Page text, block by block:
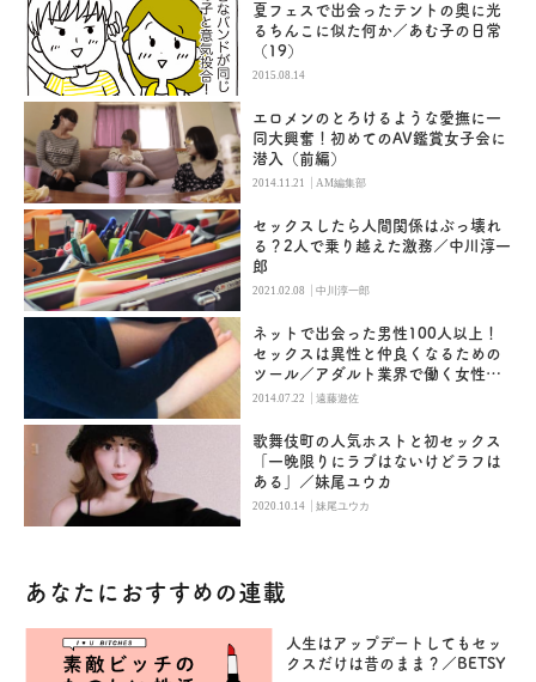
夏フェスで出会ったテントの奥に光
るちんこに似た何か／あむ子の日常
（19）
2015.08.14
エロメンのとろけるような愛撫に一
同大興奮！初めてのAV鑑賞女子会に
潜入（前編）
2014.11.21 |AM編集部
セックスしたら人間関係はぶっ壊れ
る？2人で乗り越えた激務／中川淳一
郎
2021.02.08 |中川淳一郎
ネットで出会った男性100人以上！
セックスは異性と仲良くなるための
ツール／アダルト業界で働く女性の
性事情（4）
2014.07.22 |遠藤遊佐
歌舞伎町の人気ホストと初セックス
「一晩限りにラブはないけどラフは
ある」／妹尾ユウカ
2020.10.14 |妹尾ユウカ
あなたにおすすめの連載
人生はアップデートしてもセッ
クスだけは昔のまま？／BETSY